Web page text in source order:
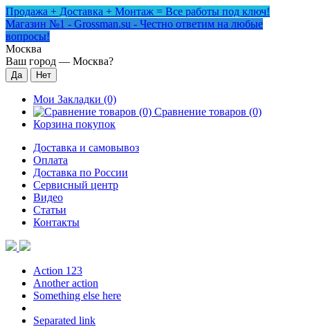
Продажа + Доставка + Монтаж = Все работы под ключ!
Магазин №1 - Grossman.su - Честно ответим на любые
вопросы!
Москва
Ваш город — Москва?
Мои Закладки (0)
Сравнение товаров (0)
Корзина покупок
Доставка и самовывоз
Оплата
Доставка по России
Сервисный центр
Видео
Статьи
Контакты
Action 123
Another action
Something else here
Separated link